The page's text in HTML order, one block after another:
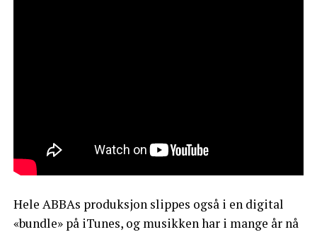
Hele ABBAs produksjon slippes også i en digital
«bundle» på iTunes, og musikken har i mange år nå